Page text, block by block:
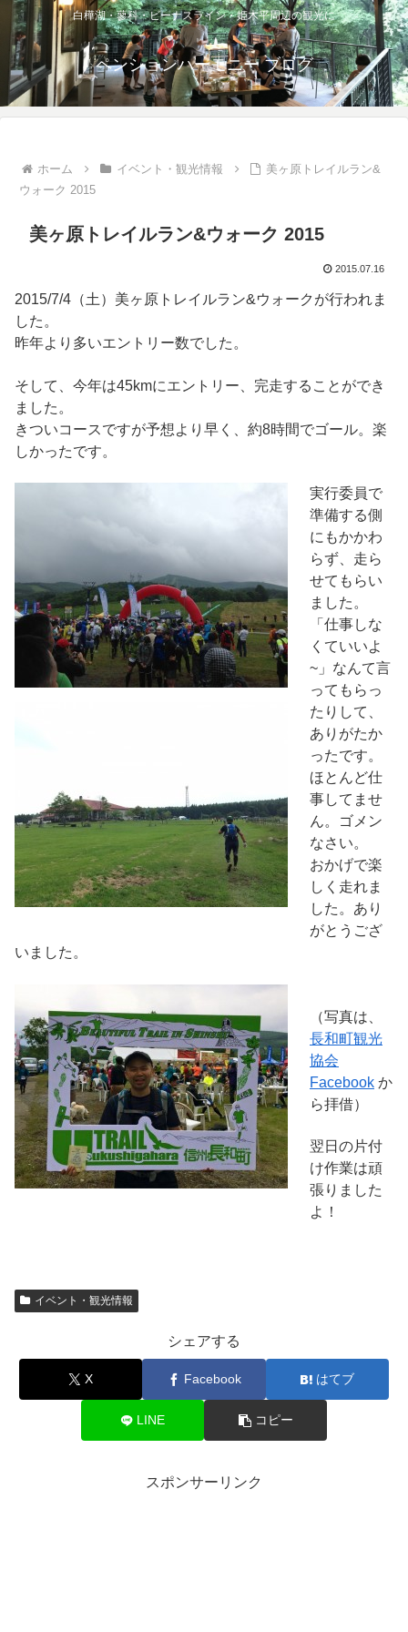
白樺湖・蓼科・ビーナスライン・姫木平周辺の観光に
ペンションハーモニー ブログ
ホーム イベント・観光情報
美ヶ原トレイルラン&
ウォーク 2015
美ヶ原トレイルラン&ウォーク 2015
2015.07.16
2015/7/4（土）美ヶ原トレイルラン&ウォークが行われま
した。
昨年より多いエントリー数でした。
そして、今年は45kmにエントリー、完走することができ
ました。
きついコースですが予想より早く、約8時間でゴール。楽
しかったです。
実行委員で
準備する側
にもかかわ
らず、走ら
せてもらい
ました。
「仕事しな
くていいよ
~」なんて言
ってもらっ
たりして、
ありがたか
ったです。
ほとんど仕
事してませ
ん。ゴメン
なさい。
おかげで楽
しく走れま
した。あり
がとうござ
いました。
（写真は、
長和町観光
協会
Facebook か
ら拝借）
翌日の片付
け作業は頑
張りました
よ！
イベント・観光情報
シェアする
X Facebook はてブ
LINE コピー
スポンサーリンク